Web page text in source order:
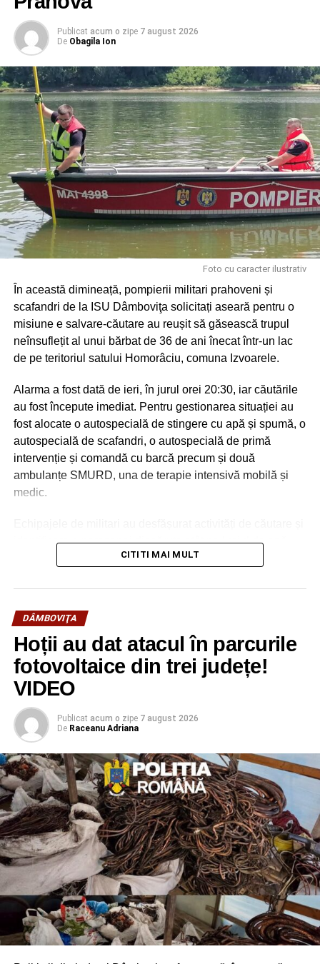
RELATIONATE: ÎNCHISOARE
TRAFIC PERSOANE
URMATOAREA
3 cele mai populare cazinouri online
NU RATAȚI
De ce să joci la Unibet Casino
Publicat acum o zipe 7 august 2026
De Obagila Ion
Foto cu caracter ilustrativ
În această dimineață, pompierii militari prahoveni și
scafandri de la ISU Dâmboviţa solicitați aseară pentru o
misiune e salvare-căutare au reușit să găsească trupul
neînsuflețit al unui bărbat de 36 de ani înecat într-un lac
de pe teritoriul satului Homorâciu, comuna Izvoarele.
Alarma a fost dată de ieri, în jurul orei 20:30, iar căutările
au fost începute imediat. Pentru gestionarea situației au
fost alocate o autospecială de stingere cu apă și spumă, o
autospecială de scafandri, o autospecială de primă
intervenție și comandă cu barcă precum și două
ambulanțe SMURD, una de terapie intensivă mobilă și
medic.
identificare a persoanei dispărute atât pe luciul de apă,
cât și în zona de mal. În această dimineață, din nefericire,
CITITI MAI MULT
DÂMBOVIŢA
Hoții au dat atacul în parcurile
fotovoltaice din trei județe!
VIDEO
Publicat acum o zipe 7 august 2026
De Raceanu Adriana